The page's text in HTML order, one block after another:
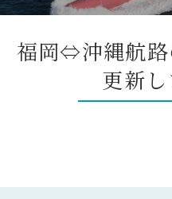
福岡⇔沖縄航路
更新し